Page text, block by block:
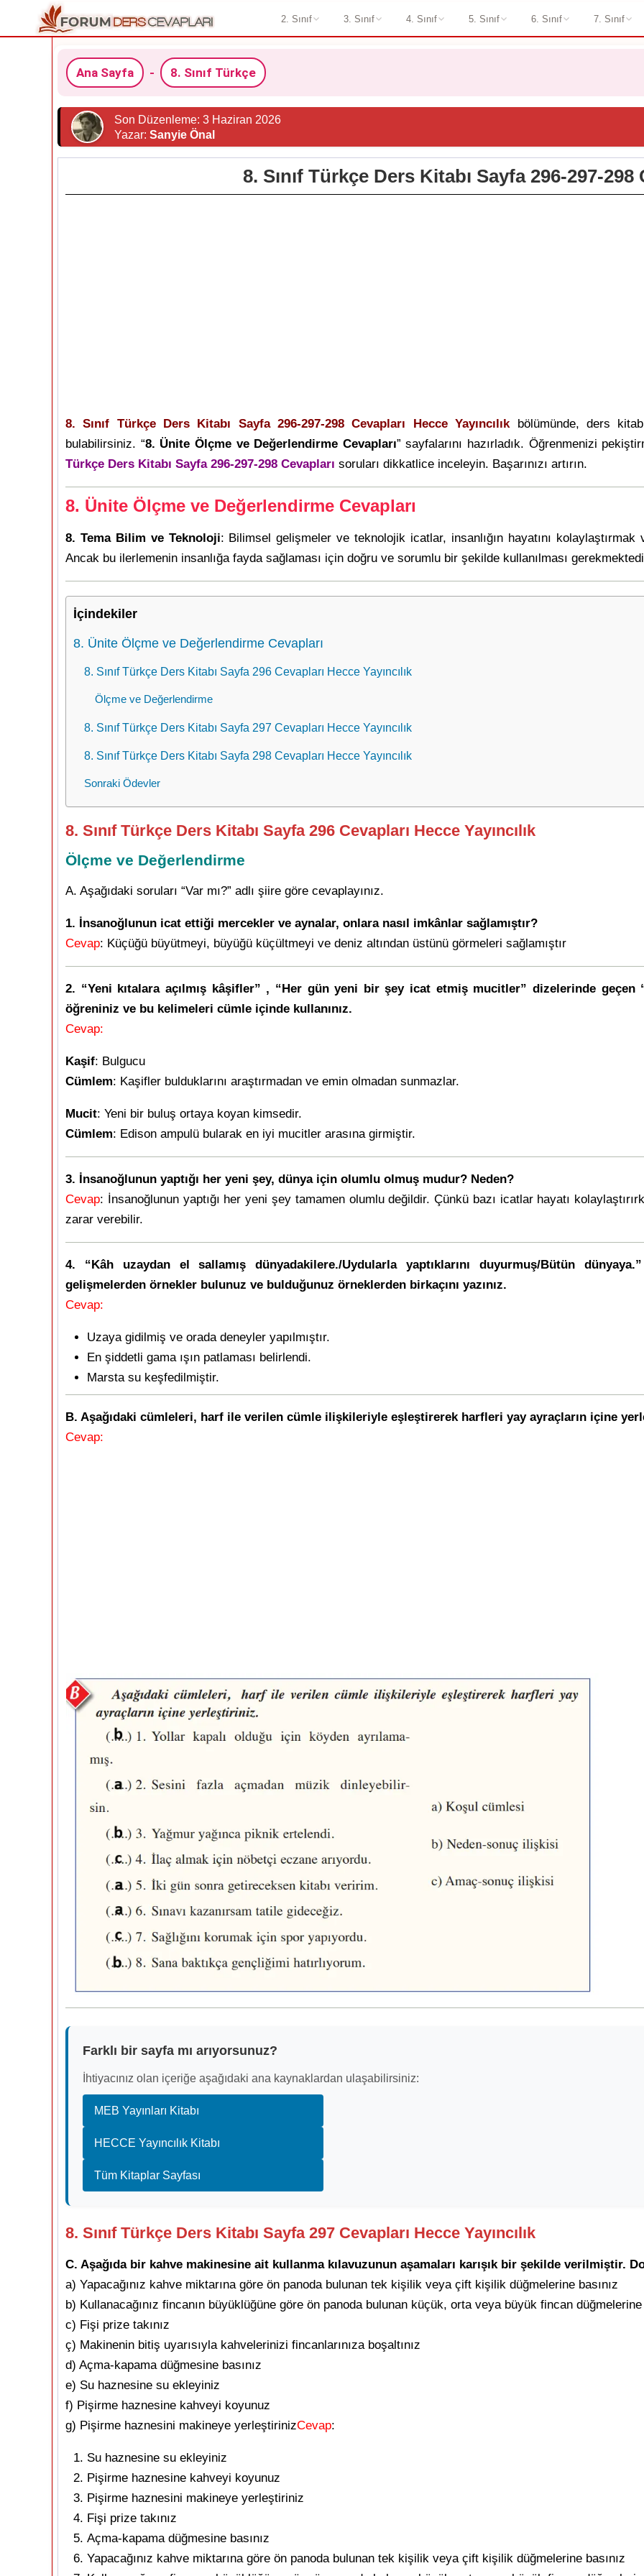
2. Sınıf 3. Sınıf 4. Sınıf 5. Sınıf 6. Sınıf 7. Sınıf
Ana Sayfa - 8. Sınıf Türkçe
Son Düzenleme: 3 Haziran 2026
Yazar: Sanyie Önal
8. Sınıf Türkçe Ders Kitabı Sayfa 296-297-298
8. Sınıf Türkçe Ders Kitabı Sayfa 296-297-298 Cevapları Hecce Yayıncılıkbölümünde, ders
bulabilirsiniz. “8. Ünite Ölçme ve Değerlendirme Cevapları” sayfalarını hazırladık. Öğrenmenizi
Türkçe Ders Kitabı Sayfa 296-297-298 Cevapları soruları dikkatlice inceleyin. Başarınızı artırın.
8. Ünite Ölçme ve Değerlendirme Cevapları
8. Tema Bilim ve Teknoloji: Bilimsel gelişmeler ve teknolojik icatlar, insanlığın hayatını
Ancak bu ilerlemenin insanlığa fayda sağlaması için doğru ve sorumlu bir şekilde kullanılması
İçindekiler
8. Ünite Ölçme ve Değerlendirme Cevapları
8. Sınıf Türkçe Ders Kitabı Sayfa 296 Cevapları Hecce Yayıncılık
Ölçme ve Değerlendirme
8. Sınıf Türkçe Ders Kitabı Sayfa 297 Cevapları Hecce Yayıncılık
8. Sınıf Türkçe Ders Kitabı Sayfa 298 Cevapları Hecce Yayıncılık
Sonraki Ödevler
8. Sınıf Türkçe Ders Kitabı Sayfa 296 Cevapları Hecce Yayıncılık
Ölçme ve Değerlendirme
A. Aşağıdaki soruları “Var mı?” adlı şiire göre cevaplayınız.
1. İnsanoğlunun icat ettiği mercekler ve aynalar, onlara nasıl imkânlar sağlamıştır?
Cevap: Küçüğü büyütmeyi, büyüğü küçültmeyi ve deniz altından üstünü görmeleri sağlamıştır
2. “Yeni kıtalara açılmış kâşifler” , “Her gün yeni bir şey icat etmiş mucitler” dizelerinde geçen
öğreniniz ve bu kelimeleri cümle içinde kullanınız.
Cevap:
Kaşif: Bulgucu
Cümlem: Kaşifler bulduklarını araştırmadan ve emin olmadan sunmazlar.
Mucit: Yeni bir buluş ortaya koyan kimsedir.
Cümlem: Edison ampulü bularak en iyi mucitler arasına girmiştir.
3. İnsanoğlunun yaptığı her yeni şey, dünya için olumlu olmuş mudur? Neden?
Cevap: İnsanoğlunun yaptığı her yeni şey tamamen olumlu değildir. Çünkü bazı icatlar hayatı
zarar verebilir.
4. “Kâh uzaydan el sallamış dünyadakilere./Uydularla yaptıklarını duyurmuş/Bütün
gelişmelerden örnekler bulunuz ve bulduğunuz örneklerden birkaçını yazınız.
Cevap:
Uzaya gidilmiş ve orada deneyler yapılmıştır.
En şiddetli gama ışın patlaması belirlendi.
Marsta su keşfedilmiştir.
B. Aşağıdaki cümleleri, harf ile verilen cümle ilişkileriyle eşleştirerek harfleri yay ayraçların içine
Cevap:
Farklı bir sayfa mı arıyorsunuz?
İhtiyacınız olan içeriğe aşağıdaki ana kaynaklardan ulaşabilirsiniz:
MEB Yayınları Kitabı
HECCE Yayıncılık Kitabı
Tüm Kitaplar Sayfası
8. Sınıf Türkçe Ders Kitabı Sayfa 297 Cevapları Hecce Yayıncılık
C. Aşağıda bir kahve makinesine ait kullanma kılavuzunun aşamaları karışık bir şekilde verilmiştir.
a) Yapacağınız kahve miktarına göre ön panoda bulunan tek kişilik veya çift kişilik düğmelerine basınız
b) Kullanacağınız fincanın büyüklüğüne göre ön panoda bulunan küçük, orta veya büyük fincan düğmelerine
c) Fişi prize takınız
ç) Makinenin bitiş uyarısıyla kahvelerinizi fincanlarınıza boşaltınız
d) Açma-kapama düğmesine basınız
e) Su haznesine su ekleyiniz
f) Pişirme haznesine kahveyi koyunuz
g) Pişirme haznesini makineye yerleştirinizCevap:
Su haznesine su ekleyiniz
Pişirme haznesine kahveyi koyunuz
Pişirme haznesini makineye yerleştiriniz
Fişi prize takınız
Açma-kapama düğmesine basınız
Yapacağınız kahve miktarına göre ön panoda bulunan tek kişilik veya çift kişilik düğmelerine basınız